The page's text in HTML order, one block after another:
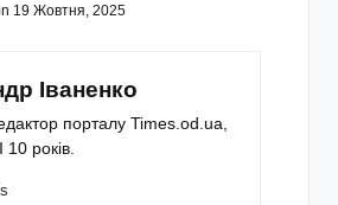
19 Жовтня, 2025
Іваненко
порталу Times.od.ua,
10 років.